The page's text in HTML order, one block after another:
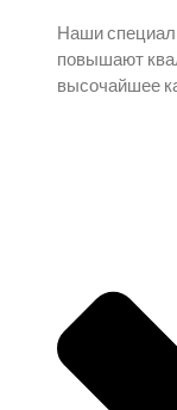
Наши
повышают
высочайшее